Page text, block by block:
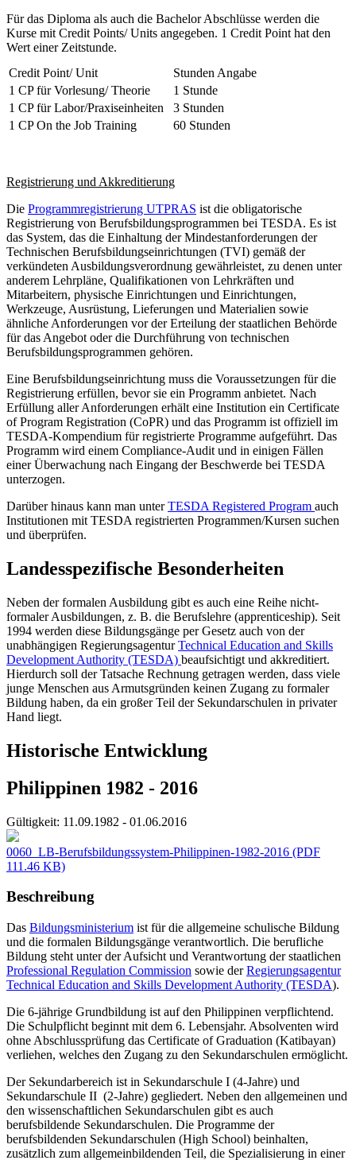
Für das Diploma als auch die Bachelor Abschlüsse werden die
Kurse mit Credit Points/ Units angegeben. 1 Credit Point hat den
Wert einer Zeitstunde.
Credit Point/ Unit
Stunden Angabe
1 CP für Vorlesung/ Theorie
1 Stunde
1 CP für Labor/Praxiseinheiten
3 Stunden
1 CP On the Job Training
60 Stunden
Registrierung und Akkreditierung
Die Programmregistrierung UTPRAS ist die obligatorische
Registrierung von Berufsbildungsprogrammen bei TESDA. Es ist
das System, das die Einhaltung der Mindestanforderungen der
Technischen Berufsbildungseinrichtungen (TVI) gemäß der
verkündeten Ausbildungsverordnung gewährleistet, zu denen unter
anderem Lehrpläne, Qualifikationen von Lehrkräften und
Mitarbeitern, physische Einrichtungen und Einrichtungen,
Werkzeuge, Ausrüstung, Lieferungen und Materialien sowie
ähnliche Anforderungen vor der Erteilung der staatlichen Behörde
für das Angebot oder die Durchführung von technischen
Berufsbildungsprogrammen gehören.
Eine Berufsbildungseinrichtung muss die Voraussetzungen für die
Registrierung erfüllen, bevor sie ein Programm anbietet. Nach
Erfüllung aller Anforderungen erhält eine Institution ein Certificate
of Program Registration (CoPR) und das Programm ist offiziell im
TESDA-Kompendium für registrierte Programme aufgeführt. Das
Programm wird einem Compliance-Audit und in einigen Fällen
einer Überwachung nach Eingang der Beschwerde bei TESDA
unterzogen.
Darüber hinaus kann man unterTESDA Registered Program auch
Institutionen mit TESDA registrierten Programmen/Kursen suchen
und überprüfen.
Landesspezifische Besonderheiten
Neben der formalen Ausbildung gibt es auch eine Reihe nicht-
formaler Ausbildungen, z. B. die Berufslehre (apprenticeship). Seit
1994 werden diese Bildungsgänge per Gesetz auch von der
unabhängigen RegierungsagenturTechnical Education and Skills
Development Authority (TESDA) beaufsichtigt und akkreditiert.
Hierdurch soll der Tatsache Rechnung getragen werden, dass viele
junge Menschen aus Armutsgründen keinen Zugang zu formaler
Bildung haben, da ein großer Teil der Sekundarschulen in privater
Hand liegt.
Historische Entwicklung
Philippinen 1982 - 2016
Gültigkeit: 11.09.1982 - 01.06.2016
0060_LB-Berufsbildungssystem-Philippinen-1982-2016 (PDF
111.46 KB)
Beschreibung
Das Bildungsministerium ist für die allgemeine schulische Bildung
und die formalen Bildungsgänge verantwortlich. Die berufliche
Bildung steht unter der Aufsicht und Verantwortung der staatlichen
Professional Regulation Commission sowie derRegierungsagentur
Technical Education and Skills Development Authority (TESDA).
Die 6-jährige Grundbildung ist auf den Philippinen verpflichtend.
Die Schulpflicht beginnt mit dem 6. Lebensjahr. Absolventen wird
ohne Abschlussprüfung das Certificate of Graduation (Katibayan)
verliehen, welches den Zugang zu den Sekundarschulen ermöglicht.
Der Sekundarbereich ist in Sekundarschule I (4-Jahre) und
Sekundarschule II (2-Jahre) gegliedert. Neben den allgemeinen und
den wissenschaftlichen Sekundarschulen gibt es auch
berufsbildende Sekundarschulen. Die Programme der
berufsbildenden Sekundarschulen (High School) beinhalten,
zusätzlich zum allgemeinbildenden Teil, die Spezialisierung in einer